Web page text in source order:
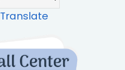
Translate